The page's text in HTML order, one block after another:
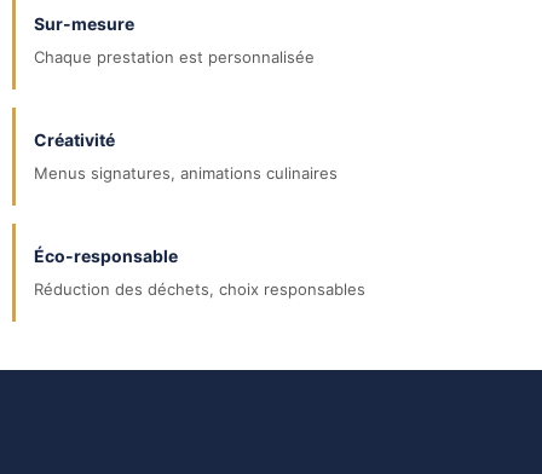
Sur-mesure
Chaque prestation est personnalisée
Créativité
Menus signatures, animations culinaires
Éco-responsable
Réduction des déchets, choix responsables